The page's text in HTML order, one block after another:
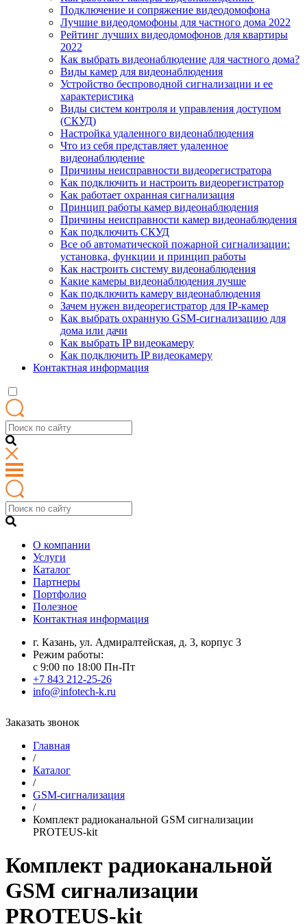
Подключение и сопряжение видеодомофона
Лучшие видеодомофоны для частного дома 2022
Рейтинг лучших видеодомофонов для квартиры
2022
Как выбрать видеонаблюдение для частного дома?
Виды камер для видеонаблюдения
Устройство беспроводной сигнализации и ее
характеристика
Виды систем контроля и управления доступом
(СКУД)
Настройка удаленного видеонаблюдения
Что из себя представляет удаленное
видеонаблюдение
Причины неисправности видеорегистратора
Как подключить и настроить видеорегистратор
Как работает охранная сигнализация
Принцип работы камер видеонаблюдения
Причины неисправности камер видеонаблюдения
Как подключить СКУД
Все об автоматической пожарной сигнализации:
установка, функции и принцип работы
Как настроить систему видеонаблюдения
Какие камеры видеонаблюдения лучше
Как подключить камеру видеонаблюдения
Зачем нужен видеорегистратор для IP-камер
Как выбрать охранную GSM-сигнализацию для
дома или дачи
Как выбрать IP видеокамеру
Как подключить IP видеокамеру
Контактная информация
О компании
Услуги
Каталог
Партнеры
Портфолио
Полезное
Контактная информация
г. Казань, ул. Адмиралтейская, д. 3, корпус 3
Режим работы:
с 9:00 по 18:00 Пн-Пт
+7 843 212-25-26
info@infotech-k.ru
Заказать звонок
Главная
/
Каталог
/
GSM-сигнализация
/
Комплект радиоканальной GSM сигнализации
PROTEUS-kit
Комплект радиоканальной
GSM сигнализации
PROTEUS-kit